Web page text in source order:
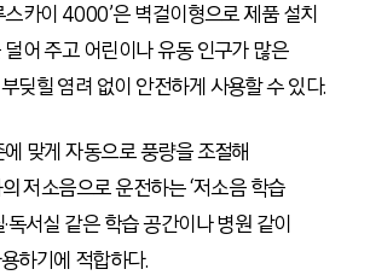
스카이 4000’은 벽걸이형으로 제품 설치
어 주고 어린이나 유동 인구가 많은
딪힐 염려 없이 안전하게 사용할 수 있다.
맞게 자동으로 풍량을 조절해
저소음으로 운전하는 ‘저소음 학습
독서실 같은 학습 공간이나 병원 같이
하기에 적합하다.